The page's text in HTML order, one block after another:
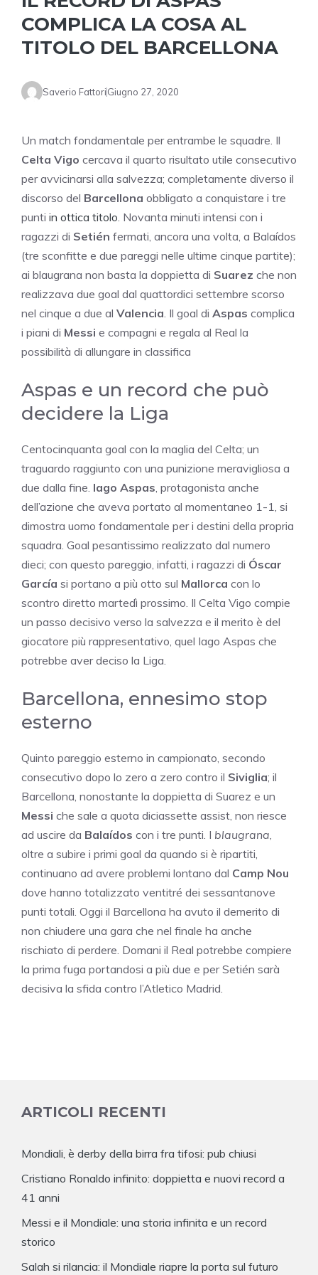
COMPLICA LA COSA AL
TITOLO DEL BARCELLONA
Saverio FattoriGiugno 27, 2020
Un match fondamentale per entrambe le squadre. Il
Celta Vigo cercava il quarto risultato utile consecutivo
per avvicinarsi alla salvezza; completamente diverso il
discorso del Barcellona obbligato a conquistare i tre
punti in ottica titolo. Novanta minuti intensi con i
ragazzi di Setién fermati, ancora una volta, a Balaídos
(tre sconfitte e due pareggi nelle ultime cinque partite);
ai blaugrana non basta la doppietta di Suarez che non
realizzava due goal dal quattordici settembre scorso
nel cinque a due al Valencia. Il goal di Aspas complica
i piani di Messi e compagni e regala al Real la
possibilità di allungare in classifica
Aspas e un record che può
decidere la Liga
Centocinquanta goal con la maglia del Celta; un
traguardo raggiunto con una punizione meravigliosa a
due dalla fine. Iago Aspas, protagonista anche
dell’azione che aveva portato al momentaneo 1-1, si
dimostra uomo fondamentale per i destini della propria
squadra. Goal pesantissimo realizzato dal numero
dieci; con questo pareggio, infatti, i ragazzi di Óscar
García si portano a più otto sul Mallorca con lo
scontro diretto martedì prossimo. Il Celta Vigo compie
un passo decisivo verso la salvezza e il merito è del
giocatore più rappresentativo, quel Iago Aspas che
potrebbe aver deciso la Liga.
Barcellona, ennesimo stop
esterno
Quinto pareggio esterno in campionato, secondo
consecutivo dopo lo zero a zero contro il Siviglia; il
Barcellona, nonostante la doppietta di Suarez e un
Messi che sale a quota diciassette assist, non riesce
ad uscire da Balaídos con i tre punti. I blaugrana,
oltre a subire i primi goal da quando si è ripartiti,
continuano ad avere problemi lontano dal Camp Nou
dove hanno totalizzato ventitré dei sessantanove
punti totali. Oggi il Barcellona ha avuto il demerito di
non chiudere una gara che nel finale ha anche
rischiato di perdere. Domani il Real potrebbe compiere
la prima fuga portandosi a più due e per Setién sarà
decisiva la sfida contro l’Atletico Madrid.
ARTICOLI RECENTI
Mondiali, è derby della birra fra tifosi: pub chiusi
Cristiano Ronaldo infinito: doppietta e nuovi record a
41 anni
Messi e il Mondiale: una storia infinita e un record
storico
Salah si rilancia: il Mondiale riapre la porta sul futuro